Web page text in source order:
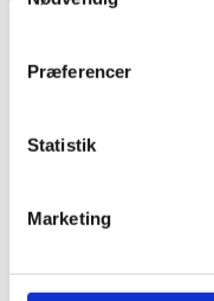
Præferencer
Statistik
Marketing